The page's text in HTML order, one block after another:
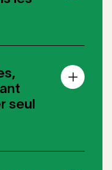
seul